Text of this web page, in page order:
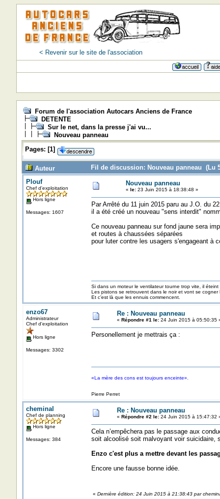
< Revenir sur le site de l'association
Forum de l'association Autocars Anciens de France
DETENTE
Sur le net, dans la presse j'ai vu...
Nouveau panneau
Pages: [1]
Auteur
Fil de discussion: Nouveau panneau (Lu
Plouf
Chef d'exploitation
Hors ligne
Messages: 1607
Nouveau panneau
« le:23 Juin 2015 à 18:38:48 »
Par Arrêté du 11 juin 2015 paru au J.O. du
il a été créé un nouveau "sens interdit"
Ce nouveau panneau sur fond jaune sera
et routes à chaussées séparées
pour luter contre les usagers s'engageant à
Si dans un moteur le ventilateur tourne trop vite, il éteint
Les pistons se retrouvent dans le noir et vont se
Et c’est là que les ennuis commencent.
enzo67
Administrateur
Chef d'exploitation
Hors ligne
Messages: 3302
Re : Nouveau panneau
« Répondre #1 le:24 Juin 2015 à 05:50:35
Personellement je mettrais ça :
«La mère des cons est toujours enceinte».
Pierre Perret
cheminal
Chef de planning
Hors ligne
Messages: 384
Re : Nouveau panneau
« Répondre #2 le:24 Juin 2015 à 15:47:32
Cela n’empêchera pas le passage aux
soit alcoolisé soit malvoyant voir suicidaire,
Enzo c'est plus a mettre devant les
Encore une fausse bonne idée.
« Dernière édition: 24 Juin 2015 à 21:38:43 par